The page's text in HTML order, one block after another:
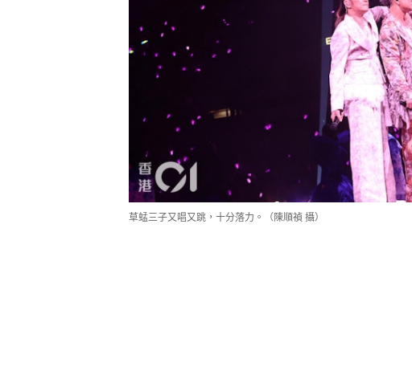
草蜢三子又唱又跳，十分落力。（陳順禎 攝）